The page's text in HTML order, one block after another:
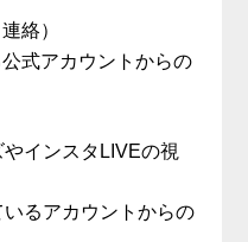
絡）
式アカウントからの
インスタLIVEの視
いるアカウントからの